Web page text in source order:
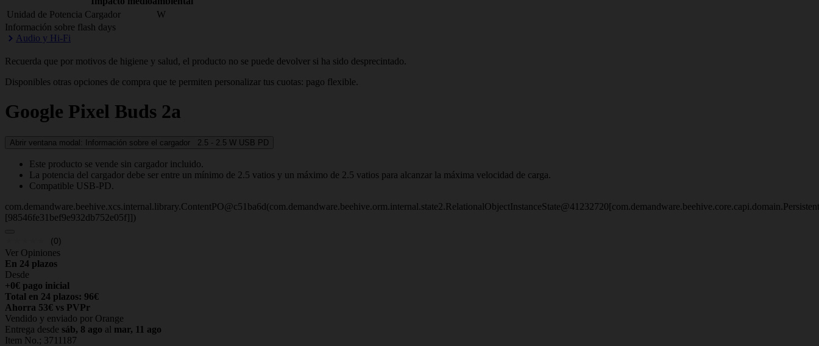
Unidad de Potencia Cargador
W
Información sobre flash days
Audio y Hi-Fi
Recuerda que por motivos de higiene y salud, el producto no se puede devolver si ha sido desprecintado.
Disponibles otras opciones de compra que te permiten personalizar tus cuotas: pago flexible.
Google Pixel Buds 2a
Abrir ventana modal: Información sobre el cargador 2.5 - 2.5 W USB PD
Este producto se vende sin cargador incluido.
La potencia del cargador debe ser entre un mínimo de 2.5 vatios y un máximo de 2.5 vatios para alcanzar la máxima velocidad de carga.
Compatible USB-PD.
[98546fe31bef9e932db752e05f]])
(0)
Ver Opiniones
En 24 plazos
Desde
+0€ pago inicial
Total en 24 plazos: 96€
Ahorra 53€ vs PVPr
Vendido y enviado por Orange
Entrega desde sáb, 8 ago al mar, 11 ago
Item No.; 3711187